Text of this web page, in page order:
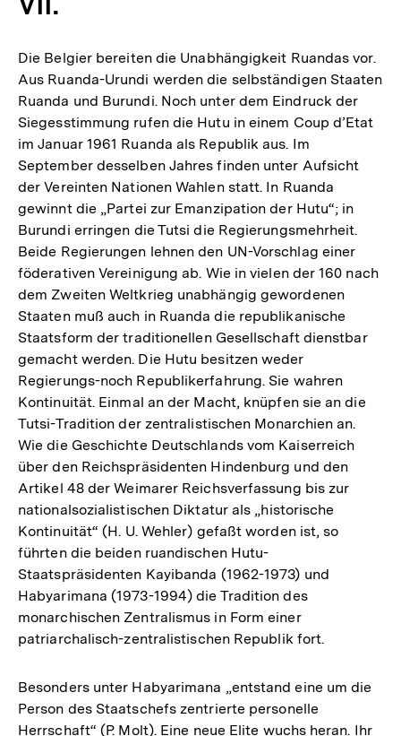
Die Belgier bereiten die Unabhängigkeit Ruandas vor.
Aus Ruanda-Urundi werden die selbständigen Staaten
Ruanda und Burundi. Noch unter dem Eindruck der
Siegesstimmung rufen die Hutu in einem Coup d’Etat
im Januar 1961 Ruanda als Republik aus. Im
September desselben Jahres finden unter Aufsicht
der Vereinten Nationen Wahlen statt. In Ruanda
gewinnt die „Partei zur Emanzipation der Hutu“; in
Burundi erringen die Tutsi die Regierungsmehrheit.
Beide Regierungen lehnen den UN-Vorschlag einer
föderativen Vereinigung ab. Wie in vielen der 160 nach
dem Zweiten Weltkrieg unabhängig gewordenen
Staaten muß auch in Ruanda die republikanische
Staatsform der traditionellen Gesellschaft dienstbar
gemacht werden. Die Hutu besitzen weder
Regierungs-noch Republikerfahrung. Sie wahren
Kontinuität. Einmal an der Macht, knüpfen sie an die
Tutsi-Tradition der zentralistischen Monarchien an.
Wie die Geschichte Deutschlands vom Kaiserreich
über den Reichspräsidenten Hindenburg und den
Artikel 48 der Weimarer Reichsverfassung bis zur
nationalsozialistischen Diktatur als „historische
Kontinuität“ (H. U. Wehler) gefaßt worden ist, so
führten die beiden ruandischen Hutu-
Staatspräsidenten Kayibanda (1962-1973) und
Habyarimana (1973-1994) die Tradition des
monarchischen Zentralismus in Form einer
patriarchalisch-zentralistischen Republik fort.
Besonders unter Habyarimana „entstand eine um die
Person des Staatschefs zentrierte personelle
Herrschaft“ (P. Molt). Eine neue Elite wuchs heran. Ihr